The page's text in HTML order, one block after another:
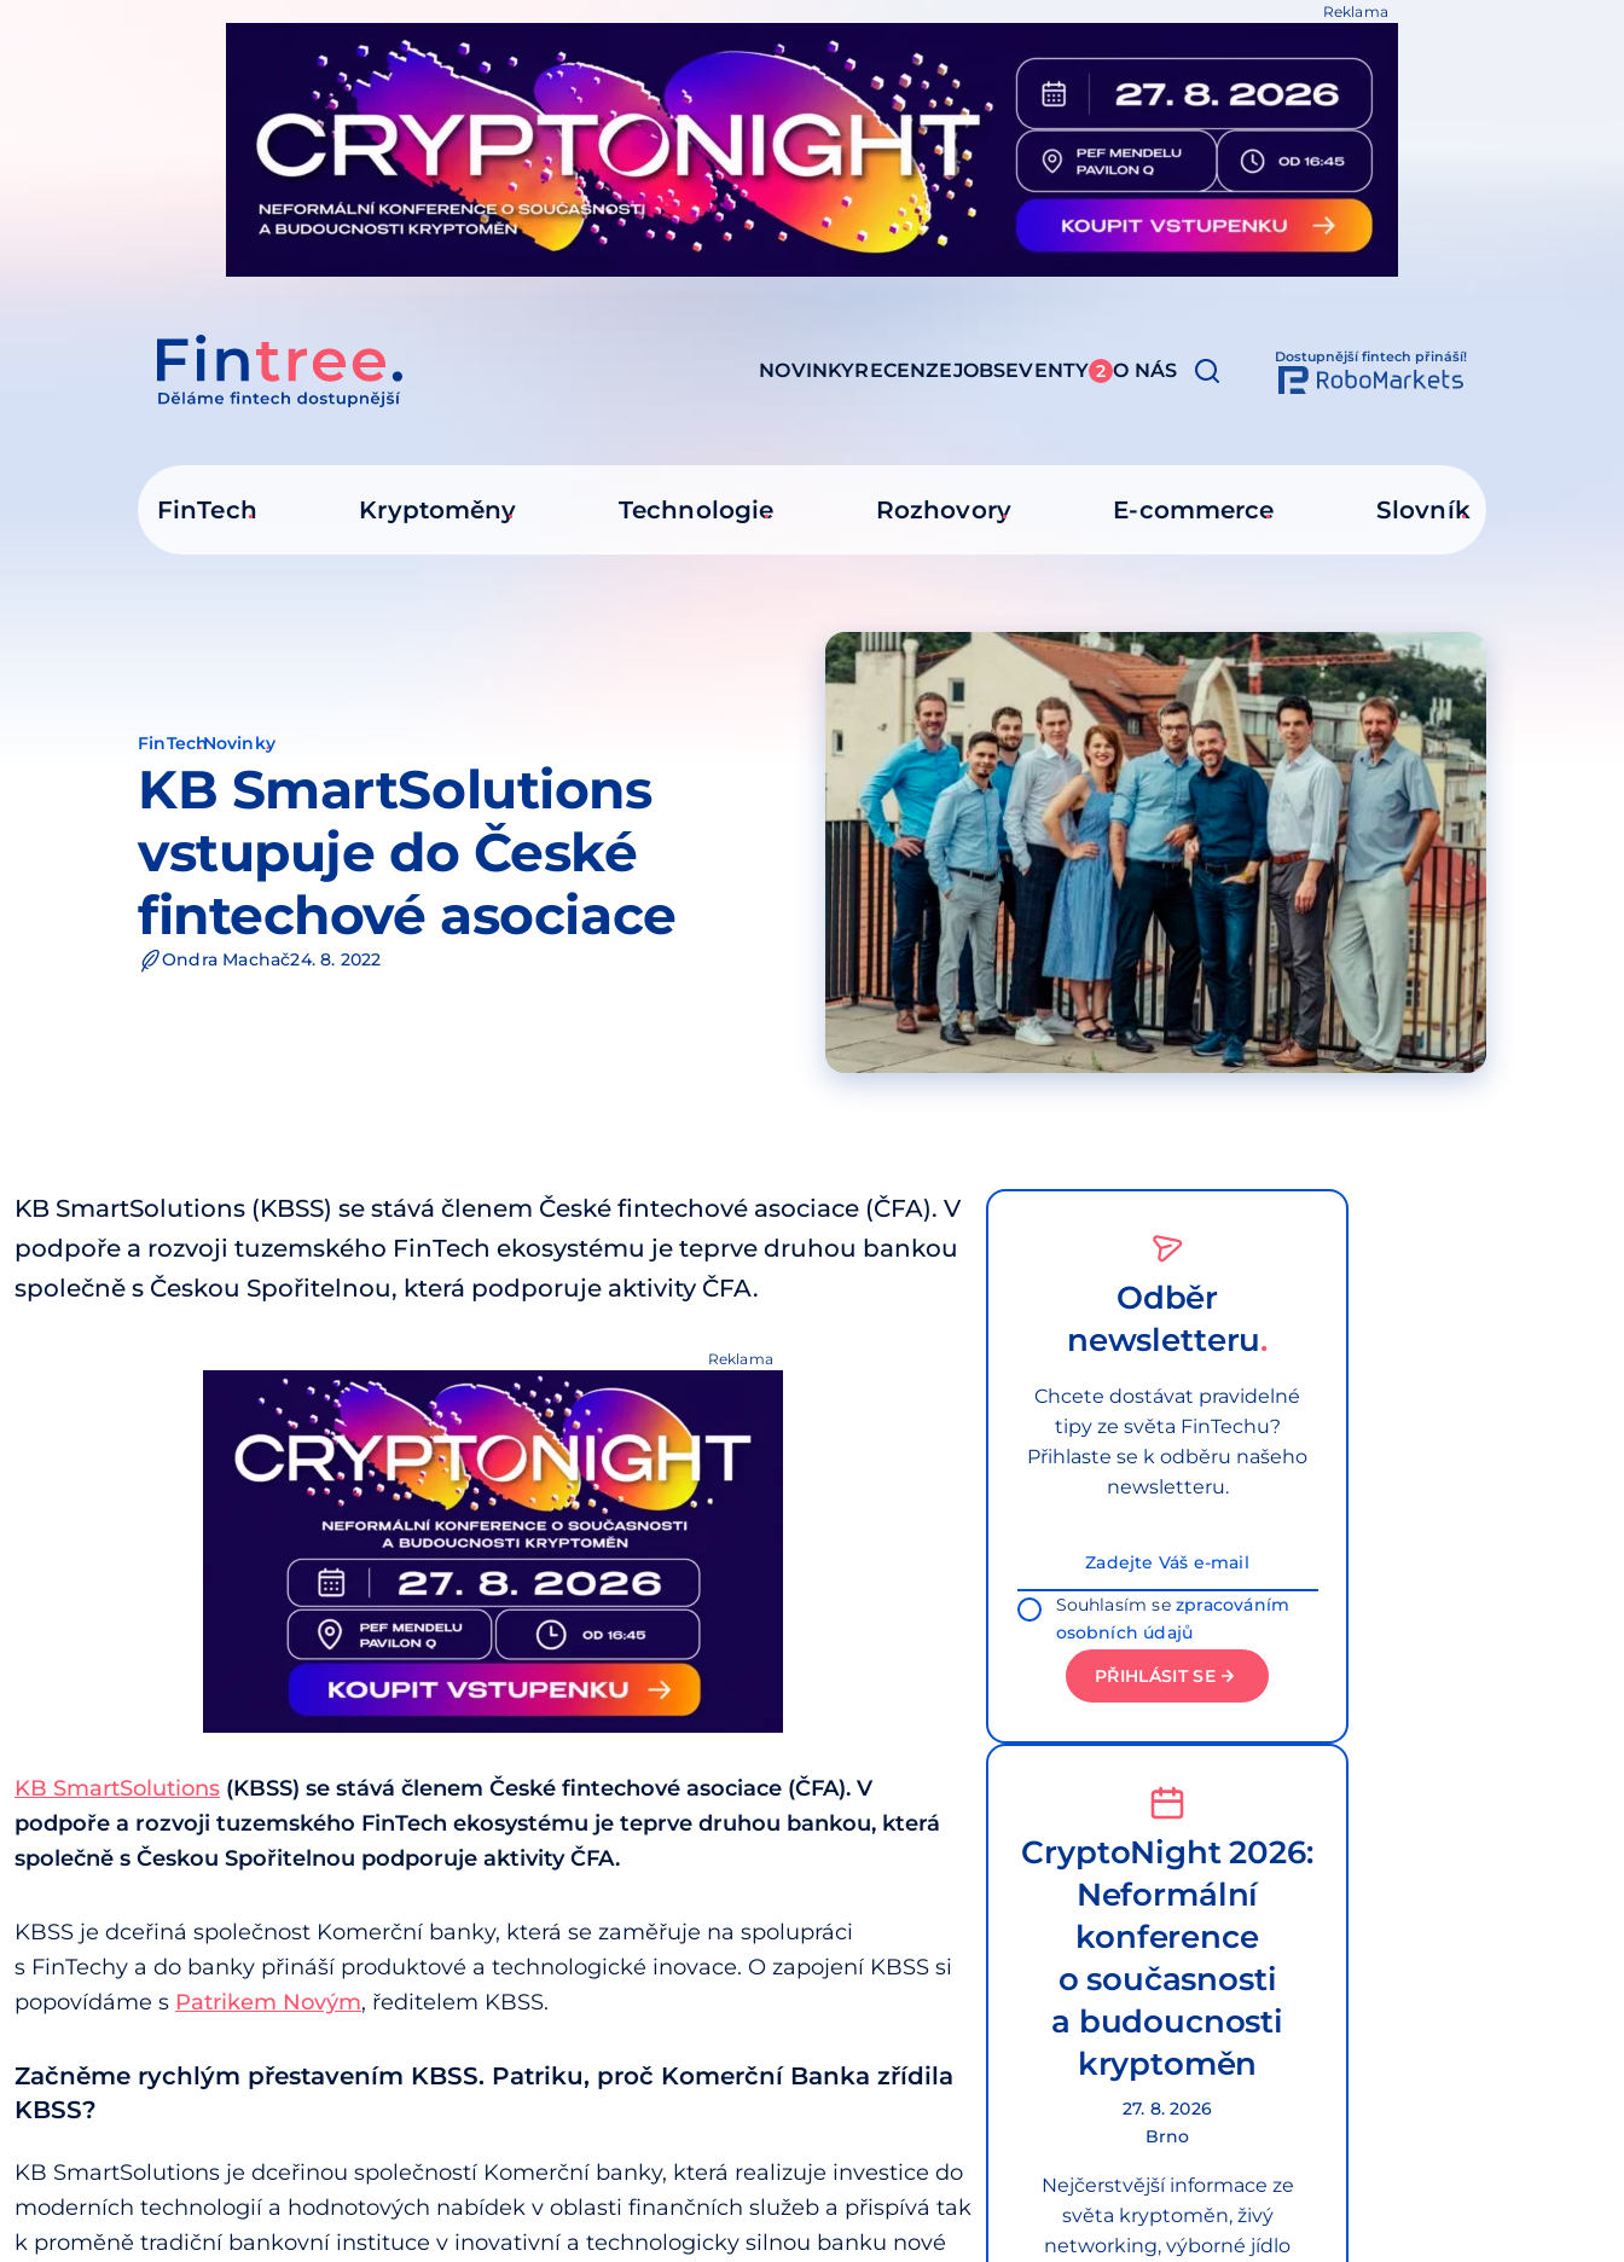
Reklama
NOVINKYRECENZEJOBSEVENTY 2 O NÁS
Dostupnější fintech přináší!
FinTech Kryptoměny Technologie Rozhovory E-commerce Slovník
FinTechNovinky
KB SmartSolutions
vstupuje do České
fintechové asociace
Ondra Machač24. 8. 2022
KB SmartSolutions (KBSS) se stává členem České fintechové asociace (ČFA). V
podpoře a rozvoji tuzemského FinTech ekosystému je teprve druhou bankou
společně s Českou Spořitelnou, která podporuje aktivity ČFA.
Reklama
KB SmartSolutions (KBSS) se stává členem České fintechové asociace (ČFA). V
podpoře a rozvoji tuzemského FinTech ekosystému je teprve druhou bankou, která
společně s Českou Spořitelnou podporuje aktivity ČFA.
KBSS je dceřiná společnost Komerční banky, která se zaměřuje na spolupráci
s FinTechy a do banky přináší produktové a technologické inovace. O zapojení KBSS si
popovídáme s Patrikem Novým, ředitelem KBSS.
Začněme rychlým přestavením KBSS. Patriku, proč Komerční Banka zřídila
KBSS?
KB SmartSolutions je dceřinou společností Komerční banky, která realizuje investice do
moderních technologií a hodnotových nabídek v oblasti finančních služeb a přispívá tak
k proměně tradiční bankovní instituce v inovativní a technologicky silnou banku nové
Odběr
newsletteru
Chcete dostávat pravidelné
tipy ze světa FinTechu?
Přihlaste se k odběru našeho
newsletteru.
Souhlasím sezpracováním
osobních údajů
PŘIHLÁSIT SE
CryptoNight 2026:
Neformální
konference
o současnosti
a budoucnosti
kryptoměn
27. 8. 2026
Brno
Nejčerstvější informace ze
světa kryptoměn, živý
networking, výborné jídlo